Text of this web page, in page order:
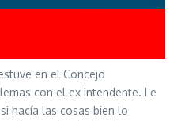
en el Concejo
con el ex intendente. Le
hacía las cosas bien lo